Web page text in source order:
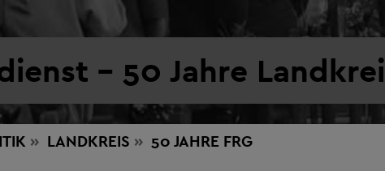
- 50 Jahre
LANDKREIS 50 JAHRE FRG